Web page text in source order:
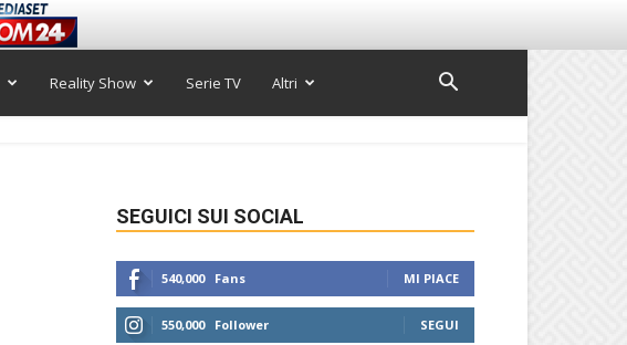
Reality Show Serie TV Altri
SEGUICI SUI SOCIAL
540,000 Fans MI PIACE
550,000 Follower SEGUI